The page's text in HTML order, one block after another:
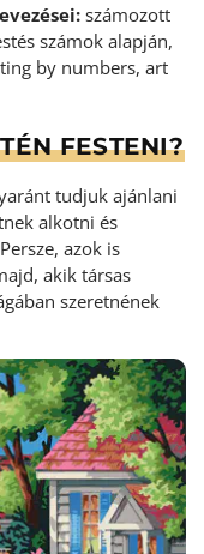
számozott
számok alapján,
by numbers, art
FESTENI?
tudjuk ajánlani
alkotni és
azok is
akik társas
szeretnének